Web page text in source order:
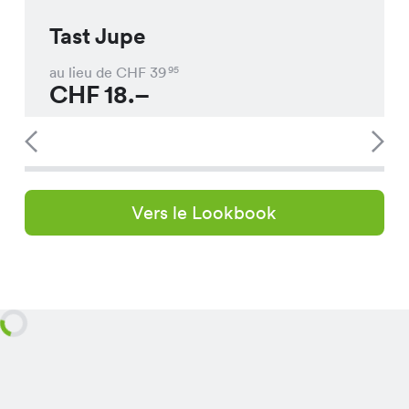
Tast Jupe
au lieu de CHF 3995
CHF18.–
Vers le Lookbook